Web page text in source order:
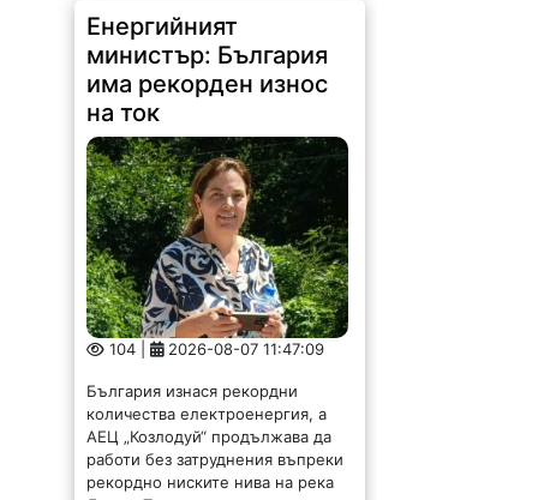
Енергийният
министър: България
има рекорден износ
на ток
104 | 2026-08-07 11:47:09
България изнася рекордни
количества електроенергия, а
АЕЦ „Козлодуй“ продължава да
работи без затруднения въпреки
рекордно ниските нива на река